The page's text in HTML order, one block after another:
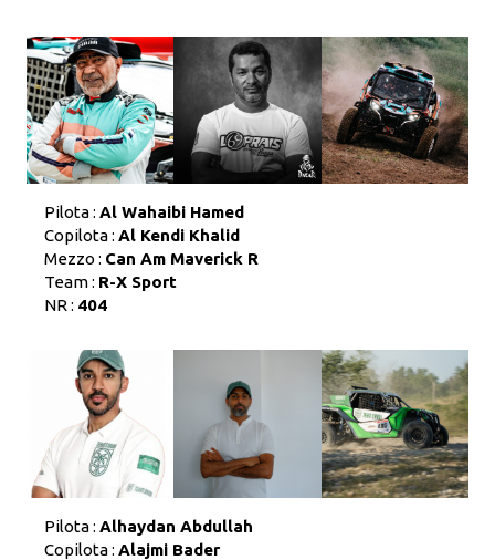
Pilota : Al Wahaibi Hamed
Copilota : Al Kendi Khalid
Mezzo : Can Am Maverick R
Team : R-X Sport
NR : 404
Pilota : Alhaydan Abdullah
Copilota : Alajmi Bader